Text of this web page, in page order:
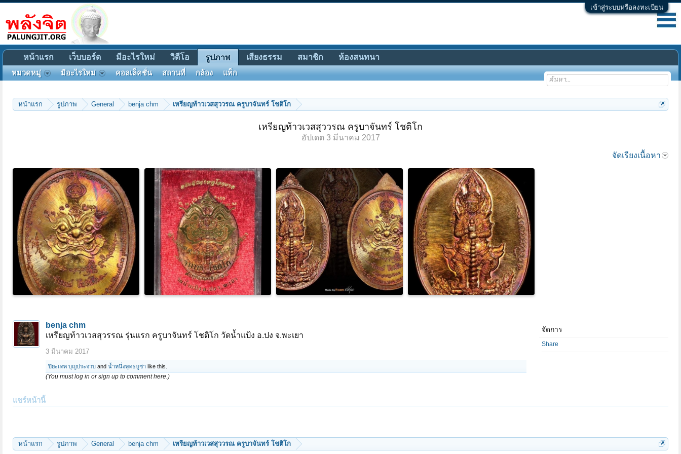
เข้าสู่ระบบหรือลงทะเบียน
หน้าแรก รูปภาพ General benja chm เหรียญท้าวเวสสุววรณ ครูบาจันทร์ โชติโก
เหรียญท้าวเวสสุววรณ ครูบาจันทร์ โชติโก
อัปเดต 3 มีนาคม 2017
จัดเรียงเนื้อหา
benja chm
เหรียญท้าวเวสสุวรรณ รุ่นแรก ครูบาจันทร์ โชติโก วัดน้ำแป้ง อ.ปง จ.พะเยา
3 มีนาคม 2017
ปิยะเทพ บุญประจวบ and น้ำหนึ่งพุทธบูชา like this.
(You must log in or sign up to comment here.)
จัดการ
Share
แชร์หน้านี้
หน้าแรก รูปภาพ General benja chm เหรียญท้าวเวสสุววรณ ครูบาจันทร์ โชติโก
หน้าแรก เว็บบอร์ด มีอะไรใหม่ วิดีโอ รูปภาพ
หมวดหมู่ มีอะไรใหม่ คอลเล็คชั่น สถานที่ กล้อง แท็ก
เสียงธรรม สมาชิก ห้องสนทนา